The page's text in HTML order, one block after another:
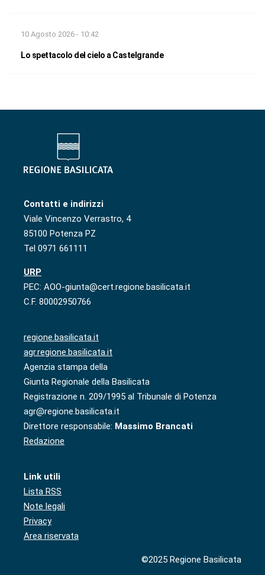
10 Agosto 2026 - 10:42
Lo spettacolo del cielo a Castelgrande
Contatti e indirizzi
Viale Vincenzo Verrastro, 4
85100 Potenza PZ
Tel 0971 661111
URP
PEC: AOO-giunta@cert.regione.basilicata.it
C.F. 80002950766
regione.basilicata.it
agr.regione.basilicata.it
Agenzia stampa della
Giunta Regionale della Basilicata
Registrazione n. 209/1995 al Tribunale di Potenza
agr@regione.basilicata.it
Direttore responsabile: Massimo Brancati
Redazione
Link utili
Lista RSS
Note legali
Privacy
Area riservata
©2025 Regione Basilicata